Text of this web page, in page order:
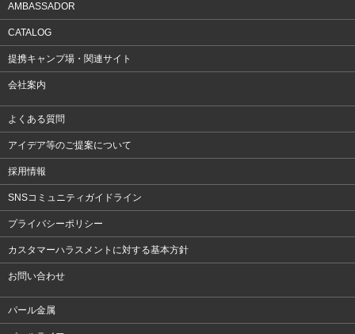
AMBASSADOR
CATALOG
提携キャンプ場・関連サイト
会社案内
よくある質問
アイデア等のご提案について
採用情報
SNSコミュニティガイドライン
プライバシーポリシー
カスタマーハラスメントに対する基本方針
お問い合わせ
パール金属